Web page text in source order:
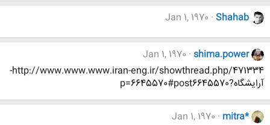
Shahab
Jan 1, 1970
shima.power
Jan 1, 1970
http://www.www.www.iran-eng.ir/showthread.php/471334-
آرایشگاه?p=6645570#post6645570
mitra*
Jan 1, 1970